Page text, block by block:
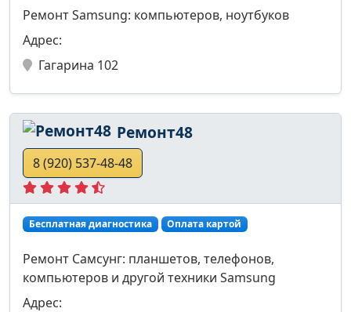
Ремонт Samsung: компьютеров, ноутбуков
Адрес:
Гагарина 102
Ремонт48
8 (920) 537-48-48
Бесплатная диагностика Оплата картой
Ремонт Самсунг: планшетов, телефонов,
компьютеров и другой техники Samsung
Адрес: